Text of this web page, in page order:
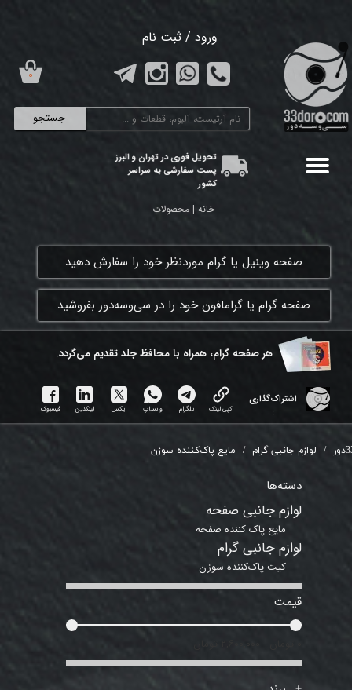
جستجو
ورود / ثبت نام
تغییر گذر واژه
سفارشات
تحویل فوری در تهران و البرز
پست سفارشی به سراسر
کشور
۰
خانه | محصولات
​صفحه وینیل یا گرام موردنظر خود را سفارش دهید
​صفحه گرام یا گرامافون خود را در سی‌وسه‌دور بفروشید
هر ​صفحه گرام، همراه با محافظ جلد تقدیم می‌گردد.
اشتراک‌گذاری
:
کپی لینک تلگرام واتساپ ایکس لینکدین فیسبوک
لوازم جانبی گرام مایع پاک‌کننده سوزن
دسته‌ها
لوازم جانبی صفحه
مایع پاک کننده صفحه
لوازم جانبی گرام
کیت پاک‌کننده سوزن
قیمت